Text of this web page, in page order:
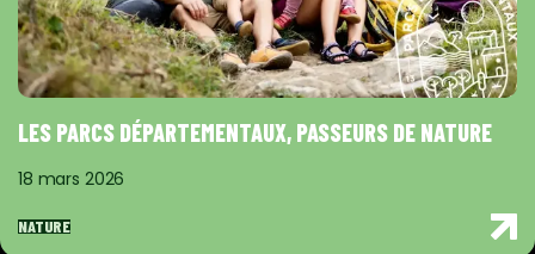
LES PARCS DÉPARTEMENTAUX, PASSEURS DE NATURE
18 mars 2026
NATURE